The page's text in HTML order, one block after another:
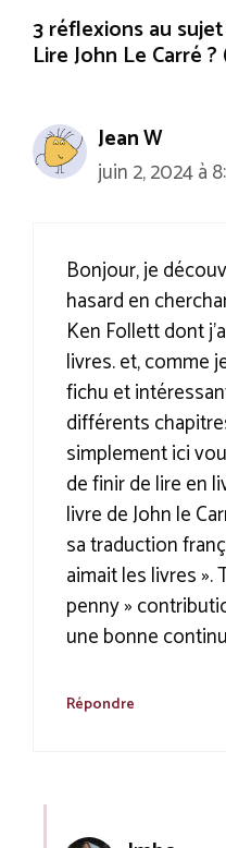
3 réflexions au
Lire John Le Carré
Jean W
juin 2, 2024 à
Bonjour, je
hasard en
Ken Follett dont
livres. et, comme
fichu et
différents
simplement ici
de finir de lire en
livre de John le
sa traduction
aimait les livres ».
penny »
une bonne
Répondre